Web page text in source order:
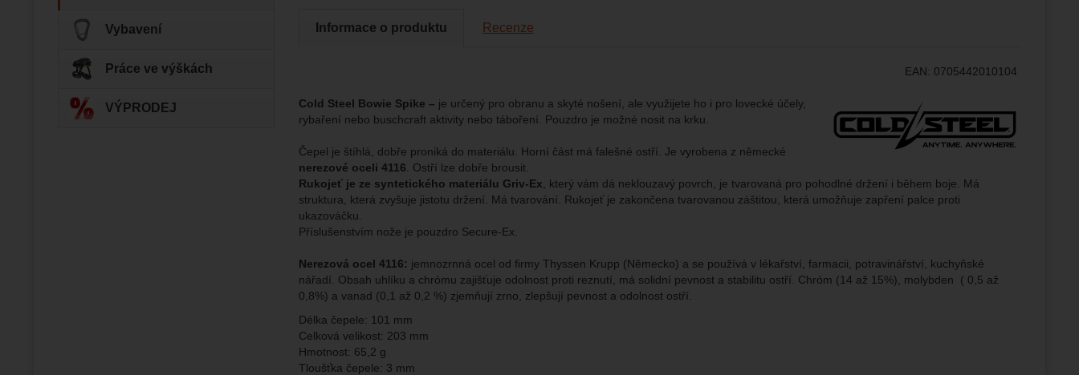
Zobrazit
Tyto cookies nám umožňují měření výkonu našeho webu i našich reklamních kampaní.
Zobrazit
Marketingové cookies používáme my nebo naši partneři, abychom vám mohli zobrazit
Informace o produktu Recenze
EAN: 0705442010104
Cold Steel Bowie Spike – je určený pro obranu a skyté nošení, ale využijete ho i pro lovecké účely,
rybaření nebo buschcraft aktivity nebo táboření. Pouzdro je možné nosit na krku.
Čepel je štíhlá, dobře proniká do materiálu. Horní část má falešné ostří. Je vyrobena z německé
nerezové oceli 4116 . Ostří lze dobře brousit.
Rukojeť je ze syntetického materiálu Griv-Ex , který vám dá neklouzavý povrch, je tvarovaná pro pohodlné držení i během boje. Má
struktura, která zvyšuje jistotu držení. Má tvarování. Rukojeť je zakončena tvarovanou záštitou, která umožňuje zapření palce proti
ukazováčku.
Příslušenstvím nože je pouzdro Secure-Ex.
Nerezová ocel 4116: jemnozrnná ocel od firmy Thyssen Krupp (Německo) a se používá v lékařství, farmacii, potravinářství, kuchyňské
nářadí. Obsah uhlíku a chrómu zajišťuje odolnost proti reznutí, má solidní pevnost a stabilitu ostří. Chróm (14 až 15%), molybden ( 0,5 až
0,8%) a vanad (0,1 až 0,2 %) zjemňují zrno, zlepšují pevnost a odolnost ostří.
Délka čepele: 101 mm
Celková velikost: 203 mm
Hmotnost: 65,2 g
Tloušťka čepele: 3 mm
Vybavení
Práce ve výškách
VÝPRODEJ